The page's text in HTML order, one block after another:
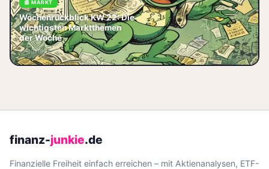
📰 MARKT
Wochenrückblick KW 22: Die
wichtigsten Marktthemen
der Woche
📅 2026-06-06
Wochenrückblick KW 22: Die
wichtigsten Marktthemen der
Woche — DAX, Zinsen und
Konjunktur im Überblick.
finanz-junkie.de
Finanzielle Freiheit einfach erreichen – mit Aktienanalysen, ETF-